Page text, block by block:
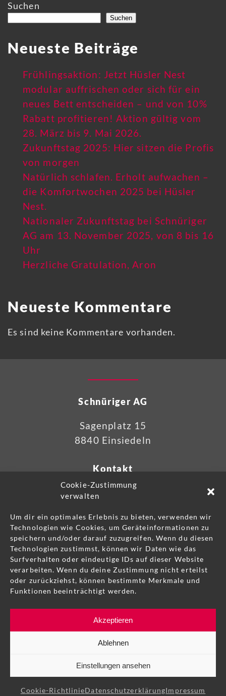
Cookie-Zustimmung
verwalten
Um dir ein optimales Erlebnis zu bieten, verwenden wir
Technologien wie Cookies, um Geräteinformationen zu
speichern und/oder darauf zuzugreifen. Wenn du diesen
Technologien zustimmst, können wir Daten wie das
Surfverhalten oder eindeutige IDs auf dieser Website
verarbeiten. Wenn du deine Zustimmung nicht erteilst
oder zurückziehst, können bestimmte Merkmale und
Funktionen beeinträchtigt werden.
Akzeptieren
Ablehnen
Einstellungen ansehen
Cookie-RichtlinieDatenschutzerklärungImpressum
Suchen
Suchen
Neueste Beiträge
Frühlingsaktion: Jetzt Hüsler Nest
modular auffrischen oder sich für ein
neues Bett entscheiden – und von 10%
Rabatt profitieren! Aktion gültig vom
28. März bis 9. Mai 2026.
Zukunftstag 2025: Hier sitzen die Profis
von morgen
Natürlich schlafen. Erholt aufwachen –
die Komfortwochen 2025 bei Hüsler
Nest.
Nationaler Zukunftstag bei Schnüriger
AG am 13. November 2025, von 8 bis 16
Uhr
Herzliche Gratulation, Aron
Neueste Kommentare
Es sind keine Kommentare vorhanden.
Schnüriger AG
Sagenplatz 15
8840 Einsiedeln
Kontakt
Telefon 055 418 90 30
Was drauf steht, ist auch drin: Schnüriger
Swiss Made
Schnüriger AG | Website by
Marketingwerkstatt